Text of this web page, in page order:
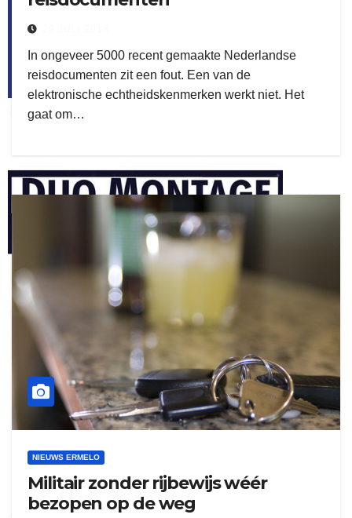
ook adverteren
duo montage
In ongeveer 5000 recent gemaakte Nederlandse
reisdocumenten zit een fout. Een van de
elektronische echtheidskenmerken werkt niet. Het
gaat om…
NIEUWS ERMELO
Militair zonder rijbewijs wéér
bezopen op de weg